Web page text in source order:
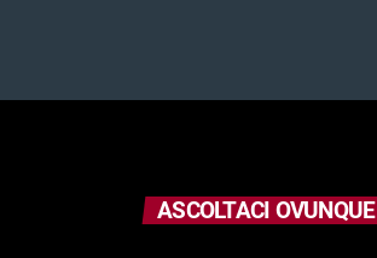
ASCOLTACI OVUNQUE